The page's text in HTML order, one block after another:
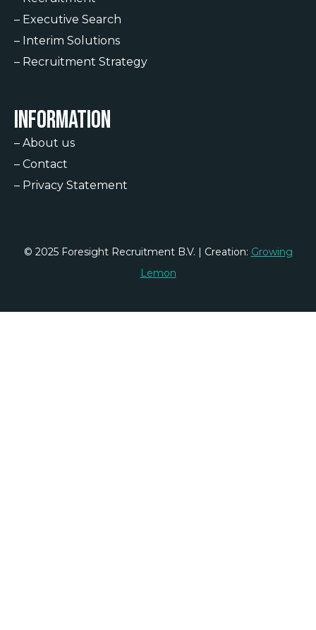
– Executive Search
– Interim Solutions
– Recruitment Strategy
Information
– About us
– Contact
– Privacy Statement
© 2025 Foresight Recruitment B.V. | Creation: Growing
Lemon